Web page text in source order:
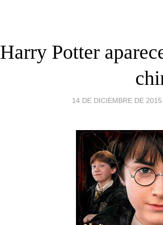
Harry Potter
14 DE DICIEMBRE DE